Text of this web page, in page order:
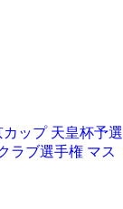
カップ 天皇杯予選
ラブ選手権 マス